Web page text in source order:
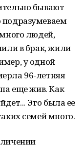
бывают
людей,
в брак, жили
у одной
96-летняя
еще жив. Как
Это была ее
семей много.